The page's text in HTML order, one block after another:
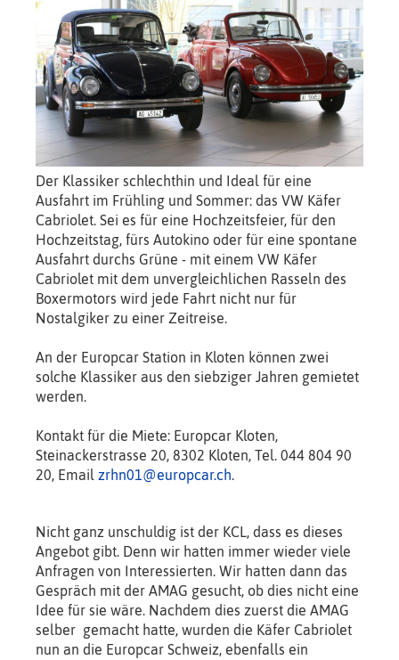
Der Klassiker schlechthin und Ideal für eine
Ausfahrt im Frühling und Sommer: das VW Käfer
Cabriolet. Sei es für eine Hochzeitsfeier, für den
Hochzeitstag, fürs Autokino oder für eine spontane
Ausfahrt durchs Grüne - mit einem VW Käfer
Cabriolet mit dem unvergleichlichen Rasseln des
Boxermotors wird jede Fahrt nicht nur für
Nostalgiker zu einer Zeitreise.
An der Europcar Station in Kloten können zwei
solche Klassiker aus den siebziger Jahren gemietet
werden.
Kontakt für die Miete: Europcar Kloten,
Steinackerstrasse 20, 8302 Kloten, Tel. 044 804 90
20, Email zrhn01@europcar.ch.
Nicht ganz unschuldig ist der KCL, dass es dieses
Angebot gibt. Denn wir hatten immer wieder viele
Anfragen von Interessierten. Wir hatten dann das
Gespräch mit der AMAG gesucht, ob dies nicht eine
Idee für sie wäre. Nachdem dies zuerst die AMAG
selber gemacht hatte, wurden die Käfer Cabriolet
nun an die Europcar Schweiz, ebenfalls ein